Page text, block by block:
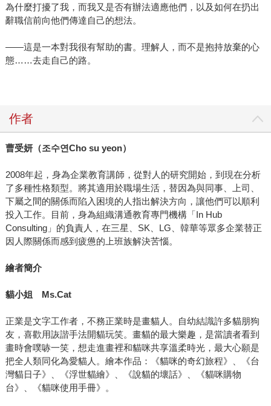
為什麼打擾了我，而我又是否有辦法適應他們，以及如何在扔出
辭職信前向他們傳達自己的想法。
——這是一本對我很有幫助的書。理解人，而不是抱持放棄的心
態……去走自己的路。
作者
曹受妍（조수연Cho su yeon）
2008年起，身為企業教育講師，從對人的研究開始，到現在分析
了多種性格類型。將其適用於職場生活，替因為與同事、上司、
下屬之間的關係而陷入困境的人指出解決方向，讓他們可以順利
投入工作。目前，身為組織溝通教育專門機構「In Hub
Consulting」的負責人，在三星、SK、LG、韓華等眾多企業替正
因人際關係而感到疲憊的上班族解決苦惱。
繪者簡介
貓小姐 Ms.Cat
正業是文字工作者，不務正業時是畫貓人。自幼結識許多貓朋狗
友，喜歡用詼諧手法開貓玩笑。畫貓的最大樂趣，是當讀者看到
畫時會噗哧一笑，想走進畫裡和貓咪共享溫柔時光，最大心願是
把全人類同化為愛貓人。繪本作品：《貓咪的奇幻旅程》、《台
灣貓日子》、《浮世貓繪》、《說貓的壞話》、《貓咪購物
台》、《貓咪使用手冊》。